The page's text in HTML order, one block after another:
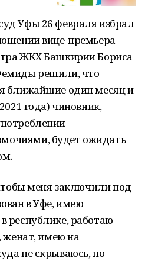
Уфы 26 февраля избрал
вице-премьера
ЖКХ Башкирии Бориса
решили, что
ближайшие один месяц и
года) чиновник,
будет ожидать
меня заключили под
в Уфе, имею
республике, работаю
женат, имею на
не скрываюсь, по